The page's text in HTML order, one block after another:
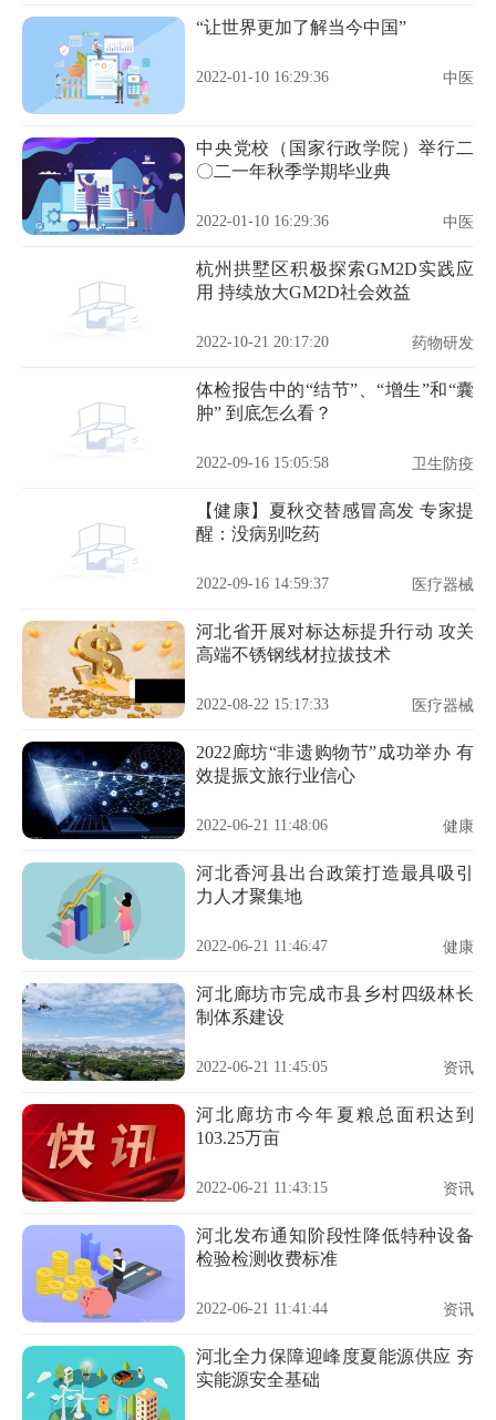
“让世界更加了解当今中国”
2022-01-10 16:29:36 中医
中央党校（国家行政学院）举行二
〇二一年秋季学期毕业典
2022-01-10 16:29:36 中医
杭州拱墅区积极探索GM2D实践应
用 持续放大GM2D社会效益
2022-10-21 20:17:20 药物研发
体检报告中的“结节”、“增生”和“囊
肿” 到底怎么看？
2022-09-16 15:05:58 卫生防疫
【健康】夏秋交替感冒高发 专家提
醒：没病别吃药
2022-09-16 14:59:37 医疗器械
河北省开展对标达标提升行动 攻关
高端不锈钢线材拉拔技术
2022-08-22 15:17:33 医疗器械
2022廊坊“非遗购物节”成功举办 有
效提振文旅行业信心
2022-06-21 11:48:06 健康
河北香河县出台政策打造最具吸引
力人才聚集地
2022-06-21 11:46:47 健康
河北廊坊市完成市县乡村四级林长
制体系建设
2022-06-21 11:45:05 资讯
河北廊坊市今年夏粮总面积达到
103.25万亩
2022-06-21 11:43:15 资讯
河北发布通知阶段性降低特种设备
检验检测收费标准
2022-06-21 11:41:44 资讯
河北全力保障迎峰度夏能源供应 夯
实能源安全基础